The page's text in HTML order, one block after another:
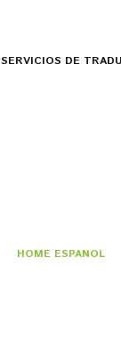
SERVICIOS DE
HOME ESPANOL